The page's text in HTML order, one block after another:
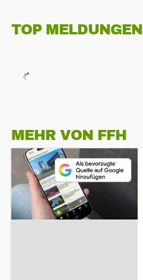
TOP MELDUNGEN
MEHR VON FFH